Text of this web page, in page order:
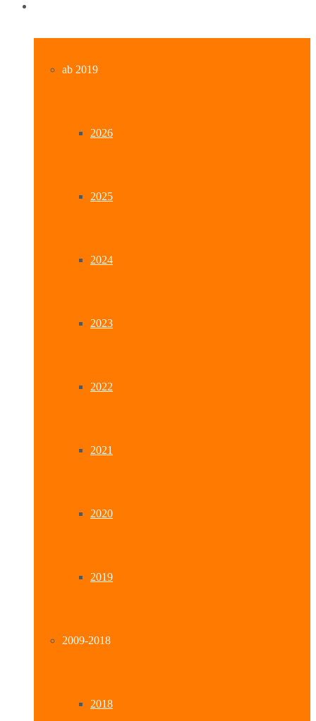
ab 2019
2026
2025
2024
2023
2022
2021
2020
2019
2009-2018
2018